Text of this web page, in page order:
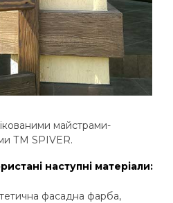
майстрами-
ТМ SPIVER.
наступні матеріали:
фасадна фарба,